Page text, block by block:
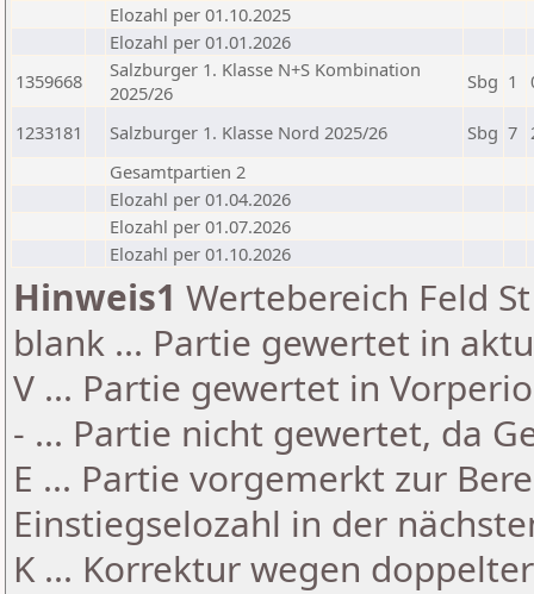
Elozahl per 01.10.2025
Elozahl per 01.01.2026
1359668
Salzburger 1. Klasse N+S Kombination
2025/26
Sbg 1
1233181 Salzburger 1. Klasse Nord 2025/26 Sbg 7
Gesamtpartien 2
Elozahl per 01.04.2026
Elozahl per 01.07.2026
Elozahl per 01.10.2026
Hinweis1 Wertebereich Feld
blank ... Partie gewertet in
V ... Partie gewertet in
- ... Partie nicht gewertet, da
E ... Partie vorgemerkt zur
Einstiegselozahl in der
K ... Korrektur wegen